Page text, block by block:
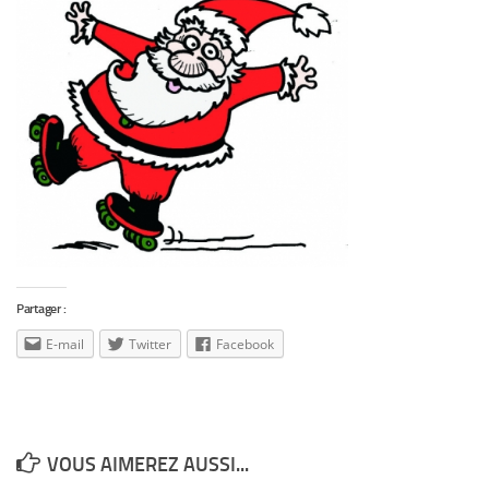
Partager :
E-mail Twitter Facebook
VOUS AIMEREZ AUSSI...